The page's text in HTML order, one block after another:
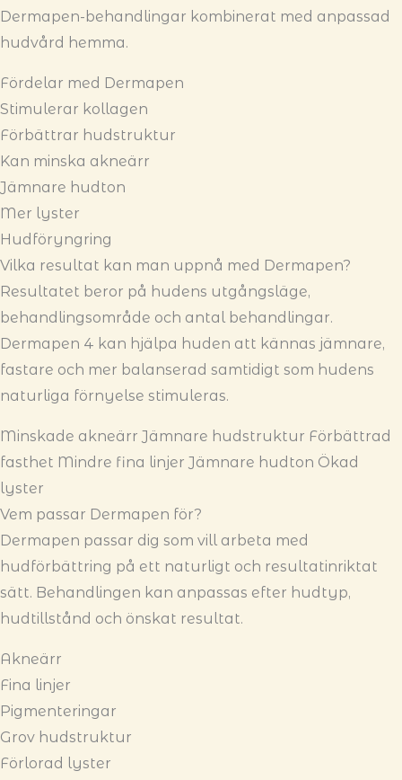
Dermapen-behandlingar kombinerat med anpassad
hudvård hemma.
Fördelar med Dermapen
Stimulerar kollagen
Förbättrar hudstruktur
Kan minska akneärr
Jämnare hudton
Mer lyster
Hudföryngring
Vilka resultat kan man uppnå med Dermapen?
Resultatet beror på hudens utgångsläge,
behandlingsområde och antal behandlingar.
Dermapen 4 kan hjälpa huden att kännas jämnare,
fastare och mer balanserad samtidigt som hudens
naturliga förnyelse stimuleras.
Minskade akneärr Jämnare hudstruktur Förbättrad
fasthet Mindre fina linjer Jämnare hudton Ökad
lyster
Vem passar Dermapen för?
Dermapen passar dig som vill arbeta med
hudförbättring på ett naturligt och resultatinriktat
sätt. Behandlingen kan anpassas efter hudtyp,
hudtillstånd och önskat resultat.
Akneärr
Fina linjer
Pigmenteringar
Grov hudstruktur
Förlorad lyster